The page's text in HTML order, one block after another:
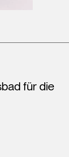
für die